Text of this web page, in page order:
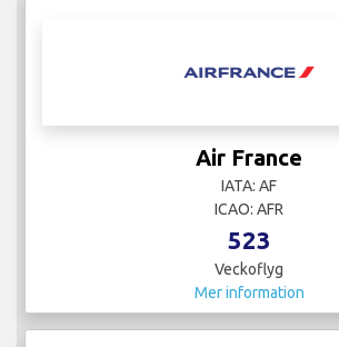
Air France
IATA: AF
ICAO: AFR
523
Veckoflyg
Mer information